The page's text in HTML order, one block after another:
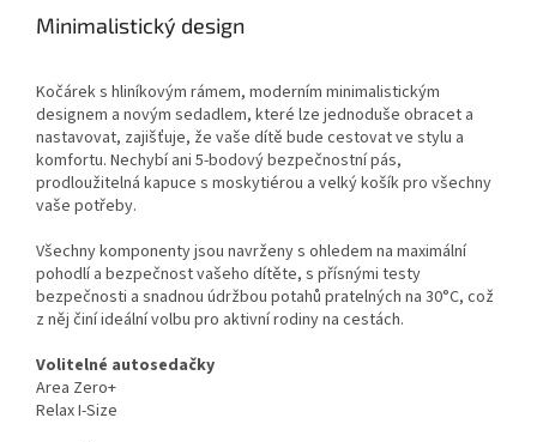
Minimalistický design
Kočárek s hliníkovým rámem, moderním minimalistickým
designem a novým sedadlem, které lze jednoduše obracet a
nastavovat, zajišťuje, že vaše dítě bude cestovat ve stylu a
komfortu. Nechybí ani 5-bodový bezpečnostní pás,
prodloužitelná kapuce s moskytiérou a velký košík pro všechny
vaše potřeby.
Všechny komponenty jsou navrženy s ohledem na maximální
pohodlí a bezpečnost vašeho dítěte, s přísnými testy
bezpečnosti a snadnou údržbou potahů pratelných na 30°C, což
z něj činí ideální volbu pro aktivní rodiny na cestách.
Volitelné autosedačky
Area Zero+
Relax I-Size